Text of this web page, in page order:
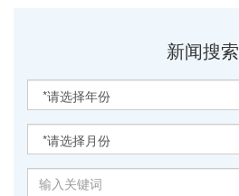
新闻搜索